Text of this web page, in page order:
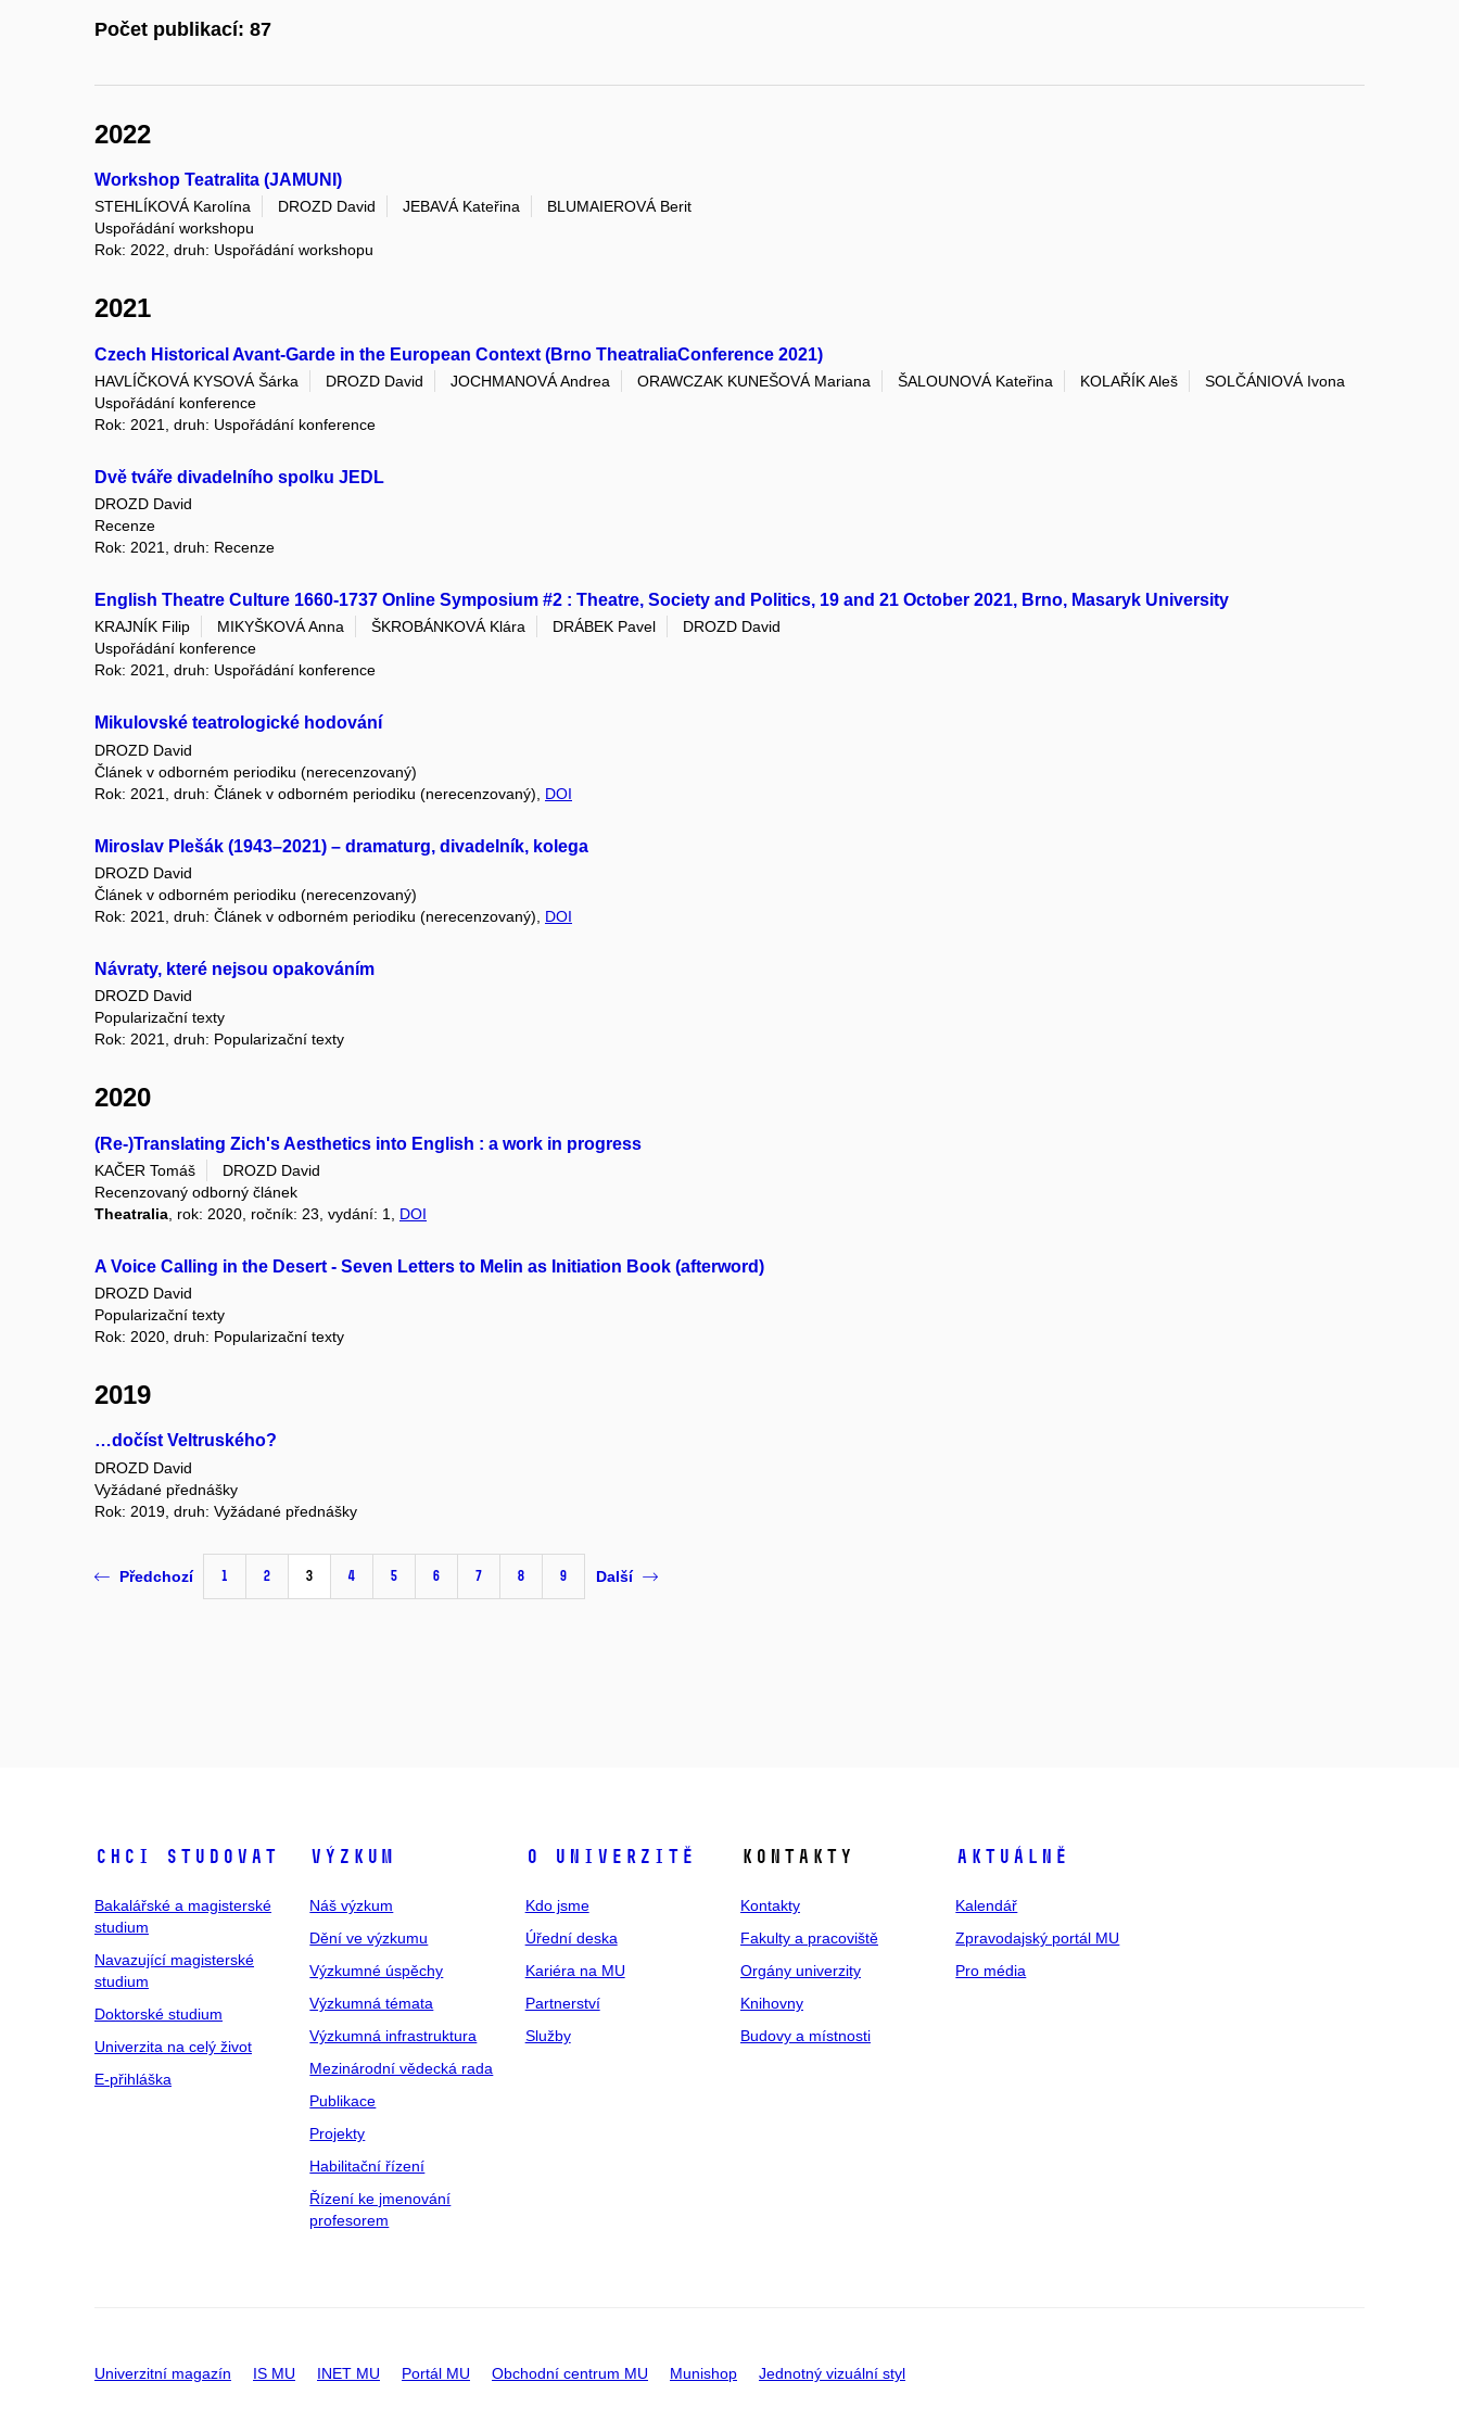
Počet publikací: 87
2022
Workshop Teatralita (JAMUNI)
STEHLÍKOVÁ Karolína DROZD David JEBAVÁ Kateřina
BLUMAIEROVÁ Berit
Uspořádání workshopu
Rok: 2022, druh: Uspořádání workshopu
2021
Czech Historical Avant-Garde in the European Context (Brno TheatraliaConference 2021)
HAVLÍČKOVÁ KYSOVÁ Šárka DROZD David JOCHMANOVÁ Andrea ORAWCZAK KUNEŠOVÁ Mariana ŠALOUNOVÁ Kateřina KOLAŘÍK Aleš
SOLČÁNIOVÁ Ivona
Uspořádání konference
Rok: 2021, druh: Uspořádání konference
Dvě tváře divadelního spolku JEDL
DROZD David
Recenze
Rok: 2021, druh: Recenze
English Theatre Culture 1660-1737 Online Symposium #2 : Theatre, Society and Politics, 19 and 21 October 2021, Brno, Masaryk University
KRAJNÍK Filip MIKYŠKOVÁ Anna ŠKROBÁNKOVÁ Klára DRÁBEK Pavel
DROZD David
Uspořádání konference
Rok: 2021, druh: Uspořádání konference
Mikulovské teatrologické hodování
DROZD David
Článek v odborném periodiku (nerecenzovaný)
Rok: 2021, druh: Článek v odborném periodiku (nerecenzovaný), DOI
Miroslav Plešák (1943–2021) – dramaturg, divadelník, kolega
DROZD David
Článek v odborném periodiku (nerecenzovaný)
Rok: 2021, druh: Článek v odborném periodiku (nerecenzovaný), DOI
Návraty, které nejsou opakováním
DROZD David
Popularizační texty
Rok: 2021, druh: Popularizační texty
2020
(Re-)Translating Zich's Aesthetics into English : a work in progress
KAČER Tomáš
DROZD David
Recenzovaný odborný článek
Theatralia , rok: 2020, ročník: 23, vydání: 1, DOI
A Voice Calling in the Desert - Seven Letters to Melin as Initiation Book (afterword)
DROZD David
Popularizační texty
Rok: 2020, druh: Popularizační texty
2019
…dočíst Veltruského?
DROZD David
Vyžádané přednášky
Rok: 2019, druh: Vyžádané přednášky
Předchozí 1 2 3 4 5 6 7 8 9 Další
Chci studovat
Bakalářské a magisterské
studium
Navazující magisterské
studium
Doktorské studium
Univerzita na celý život
E-přihláška
Výzkum
Náš výzkum
Dění ve výzkumu
Výzkumné úspěchy
Výzkumná témata
Výzkumná infrastruktura
Mezinárodní vědecká rada
Publikace
Projekty
Habilitační řízení
Řízení ke jmenování
profesorem
O univerzitě
Kdo jsme
Úřední deska
Kariéra na MU
Partnerství
Služby
Kontakty
Kontakty
Fakulty a pracoviště
Orgány univerzity
Knihovny
Budovy a místnosti
Aktuálně
Kalendář
Zpravodajský portál MU
Pro média
Univerzitní magazín IS MU INET MU Portál MU Obchodní centrum MU Munishop Jednotný vizuální styl